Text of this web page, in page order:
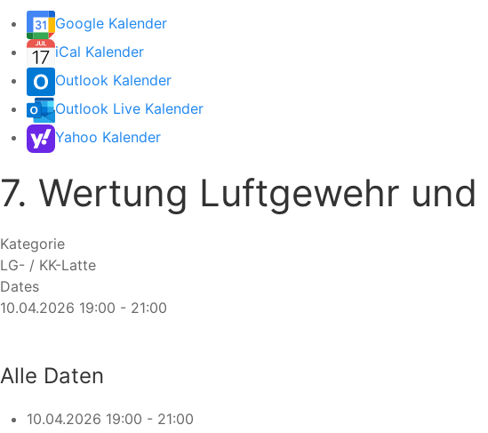
Google Kalender
iCal Kalender
Outlook Kalender
Outlook Live Kalender
Yahoo Kalender
7. Wertung Luftgewehr
Kategorie
LG- / KK-Latte
Dates
10.04.2026 19:00 - 21:00
Alle Daten
10.04.2026 19:00 - 21:00